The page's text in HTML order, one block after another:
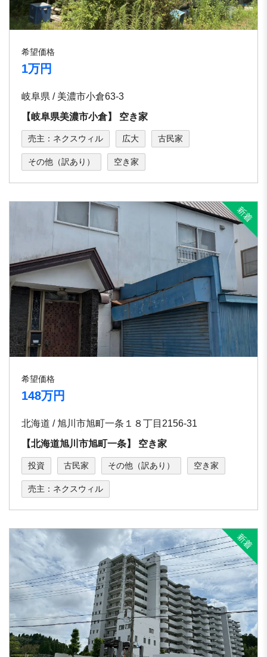
希望価格
1万円
岐阜県 / 美濃市小倉63-3
【岐⾩県美濃市⼩倉】 空き家
売主：ネクスウィル 広大 古民家
その他（訳あり） 空き家
希望価格
148万円
北海道 / 旭川市旭町⼀条１８丁⽬2156-31
【北海道旭川市旭町⼀条】 空き家
投資 古民家 その他（訳あり） 空き家
売主：ネクスウィル